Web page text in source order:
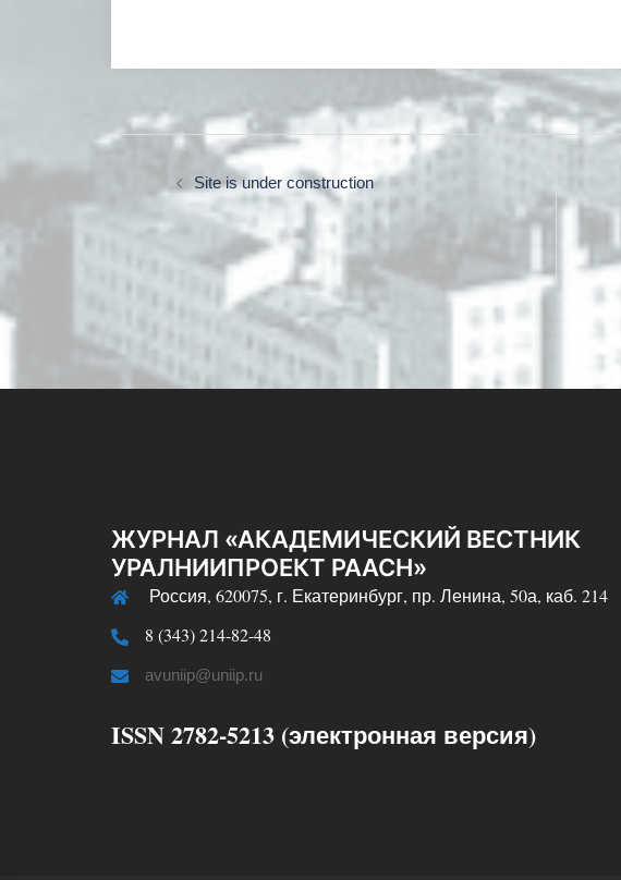
Site is under construction
ЖУРНАЛ «АКАДЕМИЧЕСКИЙ ВЕСТНИК
УРАЛНИИПРОЕКТ РААСН»
Россия, 620075, г. Екатеринбург, пр. Ленина, 50а, каб. 214
8 (343) 214-82-48
avuniip@uniip.ru
ISSN 2782-5213 (электронная версия)